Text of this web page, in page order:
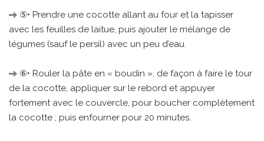
⑤• Prendre une cocotte allant au four et la tapisser
avec les feuilles de laitue, puis ajouter le mélange de
légumes (sauf le persil) avec un peu d’eau.
⑥• Rouler la pâte en « boudin », de façon à faire le tour
de la cocotte, appliquer sur le rebord et appuyer
fortement avec le couvercle, pour boucher complètement
la cocotte ; puis enfourner pour 20 minutes.